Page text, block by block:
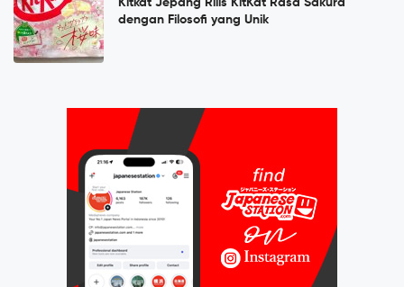
Kitkat Jepang Rilis KitKat Rasa Sakura
dengan Filosofi yang Unik